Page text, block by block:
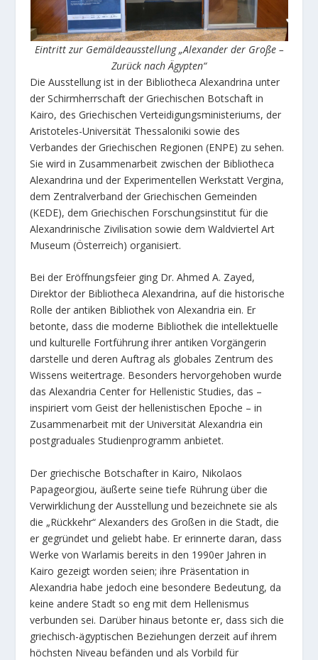
Eintritt zur Gemäldeausstellung „Alexander der Große –
Zurück nach Ägypten“
Die Ausstellung ist in der Bibliotheca Alexandrina unter
der Schirmherrschaft der Griechischen Botschaft in
Kairo, des Griechischen Verteidigungsministeriums, der
Aristoteles-Universität Thessaloniki sowie des
Verbandes der Griechischen Regionen (ENPE) zu sehen.
Sie wird in Zusammenarbeit zwischen der Bibliotheca
Alexandrina und der Experimentellen Werkstatt Vergina,
dem Zentralverband der Griechischen Gemeinden
(KEDE), dem Griechischen Forschungsinstitut für die
Alexandrinische Zivilisation sowie dem Waldviertel Art
Museum (Österreich) organisiert.
Bei der Eröffnungsfeier ging Dr. Ahmed A. Zayed,
Direktor der Bibliotheca Alexandrina, auf die historische
Rolle der antiken Bibliothek von Alexandria ein. Er
betonte, dass die moderne Bibliothek die intellektuelle
und kulturelle Fortführung ihrer antiken Vorgängerin
darstelle und deren Auftrag als globales Zentrum des
Wissens weitertrage. Besonders hervorgehoben wurde
das Alexandria Center for Hellenistic Studies, das –
inspiriert vom Geist der hellenistischen Epoche – in
Zusammenarbeit mit der Universität Alexandria ein
postgraduales Studienprogramm anbietet.
Der griechische Botschafter in Kairo, Nikolaos
Papageorgiou, äußerte seine tiefe Rührung über die
Verwirklichung der Ausstellung und bezeichnete sie als
die „Rückkehr“ Alexanders des Großen in die Stadt, die
er gegründet und geliebt habe. Er erinnerte daran, dass
Werke von Warlamis bereits in den 1990er Jahren in
Kairo gezeigt worden seien; ihre Präsentation in
Alexandria habe jedoch eine besondere Bedeutung, da
keine andere Stadt so eng mit dem Hellenismus
verbunden sei. Darüber hinaus betonte er, dass sich die
griechisch-ägyptischen Beziehungen derzeit auf ihrem
höchsten Niveau befänden und als Vorbild für